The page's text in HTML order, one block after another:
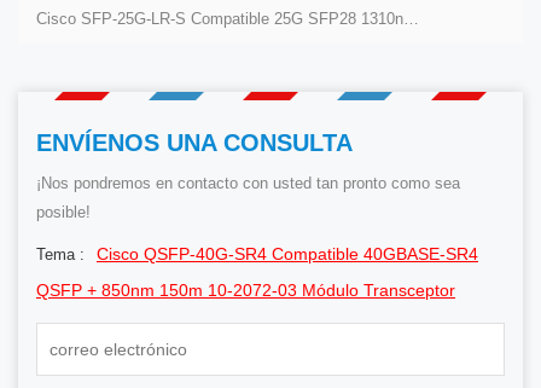
ENVÍENOS UNA CONSULTA
¡Nos pondremos en contacto con usted tan pronto como sea
posible!
Tema :
Cisco QSFP-40G-SR4 Compatible 40GBASE-SR4
QSFP + 850nm 150m 10-2072-03 Módulo Transceptor